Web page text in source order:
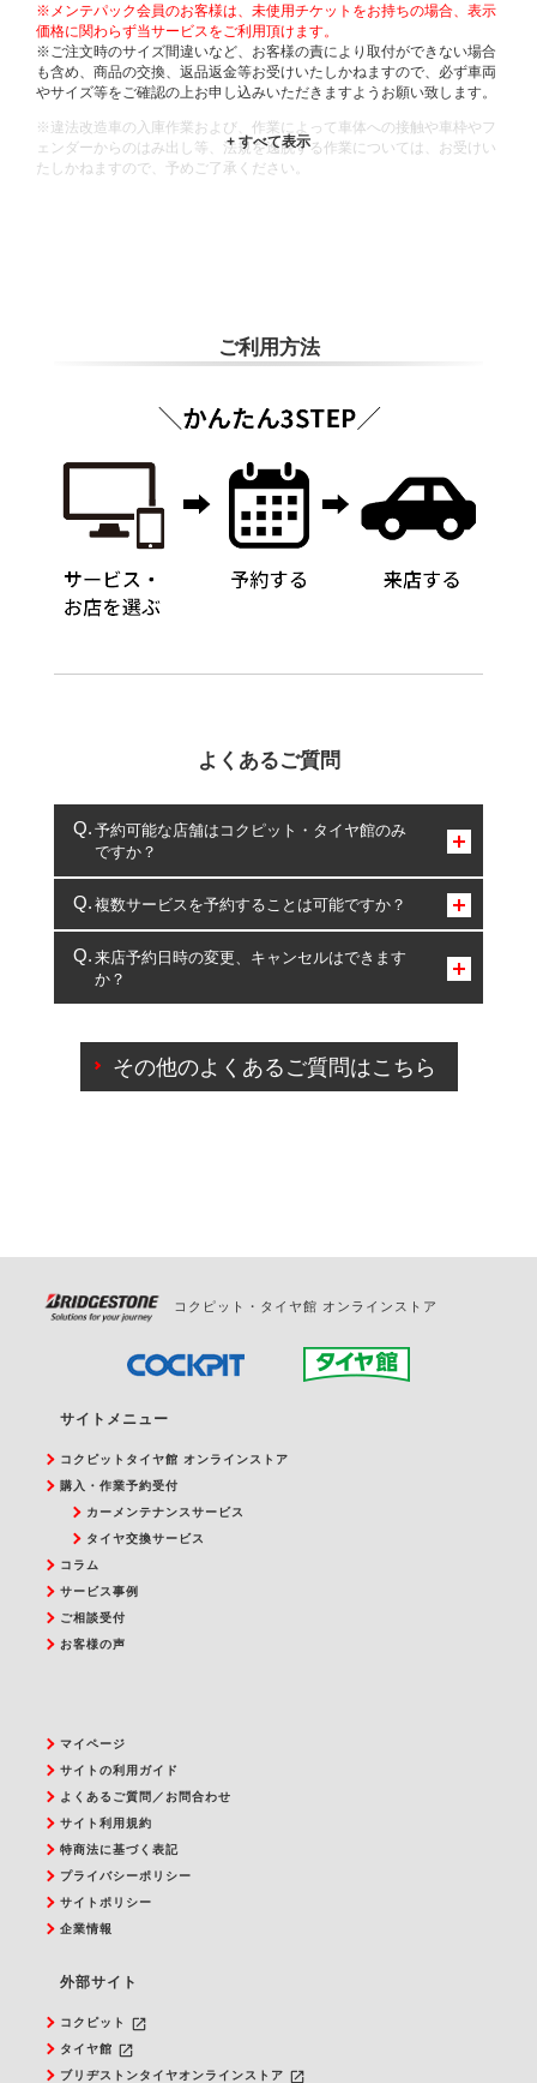
※メンテパック会員のお客様は、未使用チケットをお持ちの場合、表示
価格に関わらず当サービスをご利用頂けます。
※ご注文時のサイズ間違いなど、お客様の責により取付ができない場合
も含め、商品の交換、返品返金等お受けいたしかねますので、必ず車両
やサイズ等をご確認の上お申し込みいただきますようお願い致します。
※違法改造車の入庫作業および、作業によって車体への接触や車枠やフ
ェンダーからのはみ出し等、法規を逸脱する作業については、お受けい
たしかねますので、予めご了承ください。
ご利用方法
よくあるご質問
予約可能な店舗はコクピット・タイヤ館のみ
ですか？
コクピット・タイヤ館のみとなります。
複数サービスを予約することは可能ですか？
複数サービスのご予約は可能です。
一部の商品・サービスの組み合わせに限り、同時にご予約が
出来ないものもございます。
来店予約日時の変更、キャンセルはできます
か？
ご来店予約日の3営業日前を過ぎている場合のご予約
の日時変更につきましては、直接ご予約の店舗まで
その他のよくあるご質問はこちら
コクピット・タイヤ館 オンラインストア
サイトメニュー
コクピットタイヤ館 オンラインストア
購入・作業予約受付
カーメンテナンスサービス
タイヤ交換サービス
コラム
サービス事例
ご相談受付
お客様の声
マイページ
サイトの利用ガイド
よくあるご質問／お問合わせ
サイト利用規約
特商法に基づく表記
プライバシーポリシー
サイトポリシー
企業情報
外部サイト
コクピット launch
タイヤ館 launch
ブリヂストンタイヤオンラインストア launch